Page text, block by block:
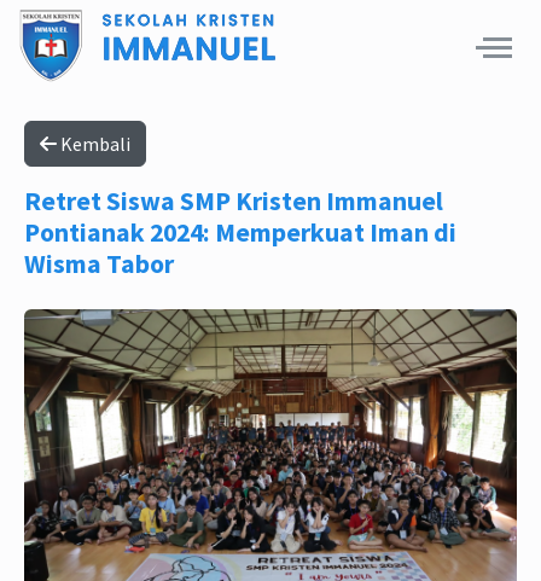
Kembali
Retret Siswa SMP Kristen Immanuel
Pontianak 2024: Memperkuat Iman di
Wisma Tabor